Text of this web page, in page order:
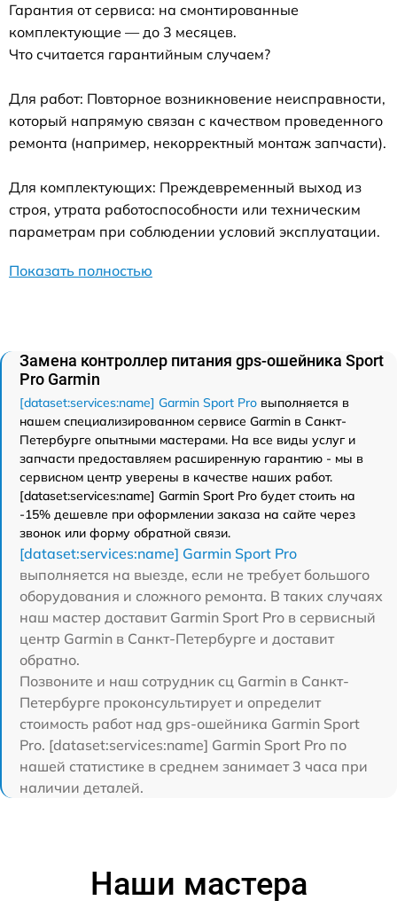
Гарантия от сервиса: на смонтированные
комплектующие — до 3 месяцев.
Что считается гарантийным случаем?
Для работ: Повторное возникновение неисправности,
который напрямую связан с качеством проведенного
ремонта (например, некорректный монтаж запчасти).
Для комплектующих: Преждевременный выход из
строя, утрата работоспособности или техническим
параметрам при соблюдении условий эксплуатации.
Показать полностью
Замена контроллер питания gps-ошейника Sport
Pro Garmin
[dataset:services:name] Garmin Sport Pro выполняется в
нашем специализированном сервисе Garmin в Санкт-
Петербурге опытными мастерами. На все виды услуг и
запчасти предоставляем расширенную гарантию - мы в
сервисном центр уверены в качестве наших работ.
[dataset:services:name] Garmin Sport Pro будет стоить на
-15% дешевле при оформлении заказа на сайте через
звонок или форму обратной связи.
[dataset:services:name] Garmin Sport Pro
выполняется на выезде, если не требует большого
оборудования и сложного ремонта. В таких случаях
наш мастер доставит Garmin Sport Pro в сервисный
центр Garmin в Санкт-Петербурге и доставит
обратно.
Позвоните и наш сотрудник сц Garmin в Санкт-
Петербурге проконсультирует и определит
стоимость работ над gps-ошейника Garmin Sport
Pro. [dataset:services:name] Garmin Sport Pro по
нашей статистике в среднем занимает 3 часа при
наличии деталей.
Наши мастера